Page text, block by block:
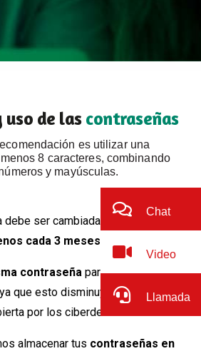
uso de lascontraseñas
es utilizar una
8 caracteres, combinando
y mayúsculas.
ser cambiada de manera
cada 3 meses
contraseña para otros servicios
que esto disminuye el riesgo de
por los ciberdelincuentes
almacenar tus contraseñas en
Chat
Video
Llamada